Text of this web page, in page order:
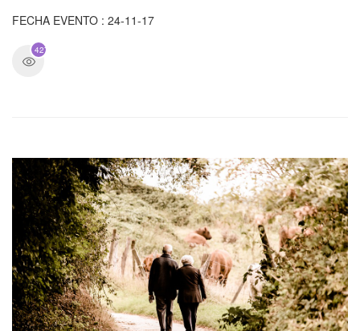
FECHA EVENTO : 24-11-17
4278